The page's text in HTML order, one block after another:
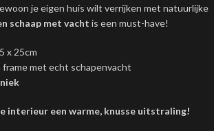
je eigen huis wilt verrijken met natuurlijke
schaap met vacht is een must-have!
x 25cm
met echt schapenvacht
interieur een warme, knusse uitstraling!